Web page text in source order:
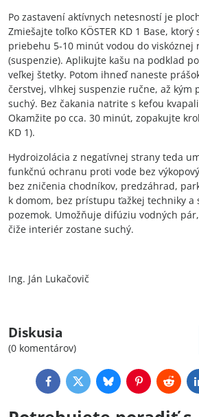
Po zastavení aktívnych netesností je
Zmiešajte toľko KÖSTER KD 1 Base,
priebehu 5-10 minút vodou do
(suspenzie). Aplikujte kašu na podklad
veľkej štetky. Potom ihneď naneste
čerstvej, vlhkej suspenzie ručne, až kým
suchý. Bez čakania natrite s kefou
Okamžite po cca. 30 minút, zopakujte
KD 1).
Hydroizolácia z negatívnej strany teda
funkčnú ochranu proti vode bez
bez zničenia chodníkov, predzáhrad,
k domom, bez prístupu ťažkej techniky a
pozemok. Umožňuje difúziu vodných
čiže interiér zostane suchý.
Ing. Ján Lukačovič
Diskusia
(0 komentárov)
FacebookTwitterBlueskyPinterestReddit